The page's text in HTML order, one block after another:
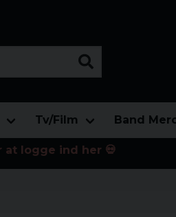
Tv/Film Band
at logge ind her 💀